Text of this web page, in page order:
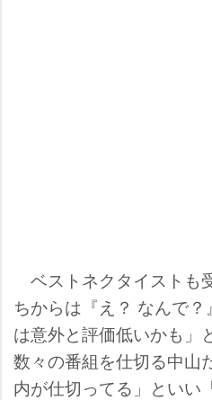
ベストネクタイストも
ちからは『え？ なんで
は意外と評価低いかも」
数々の番組を仕切る中山
内が仕切ってる」といい